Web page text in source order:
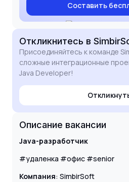
asset to your development
Составить
Откликнитесь в
Присоединяйтесь к команде
сложные интеграционные
Java Developer!
Описание вакансии
Java-разработчик
#удаленка #офис #senior
Компания: SimbirSoft